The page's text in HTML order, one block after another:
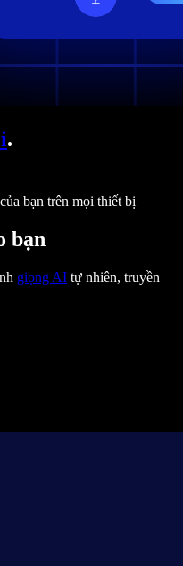
.
bạn trên mọi thiết bị
bạn
giọng AI tự nhiên, truyền